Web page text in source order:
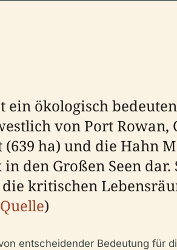
ökologisch
von Port
ha) und die Hahn
den Großen Seen
kritischen
Quelle)
entscheidender Bedeutung für